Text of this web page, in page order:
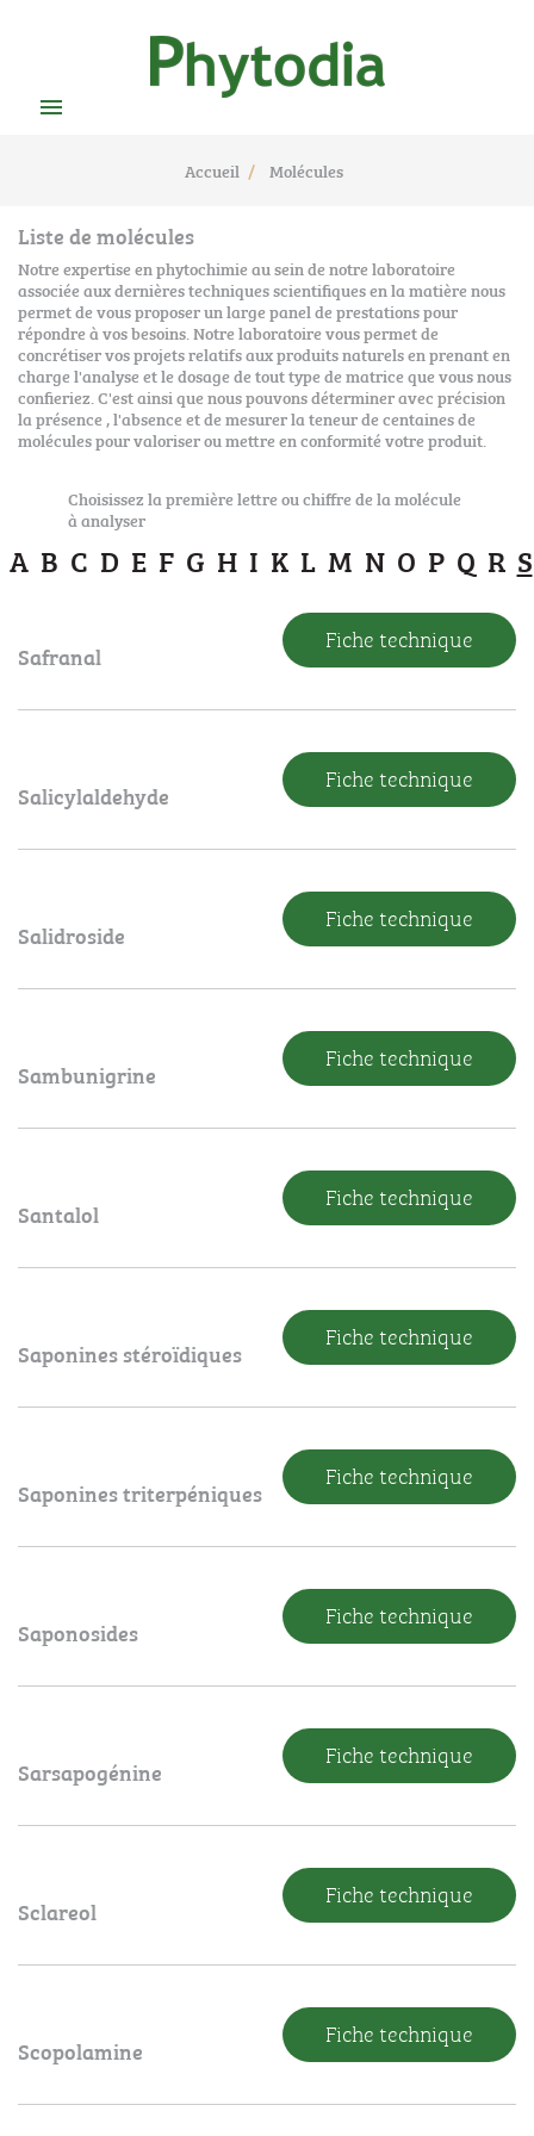

Accueil Molécules
Liste de molécules
Notre expertise en phytochimie au sein de notre laboratoire
associée aux dernières techniques scientifiques en la matière nous
permet de vous proposer un large panel de prestations pour
répondre à vos besoins. Notre laboratoire vous permet de
concrétiser vos projets relatifs aux produits naturels en prenant en
charge l'analyse et le dosage de tout type de matrice que vous nous
confieriez. C'est ainsi que nous pouvons déterminer avec précision
la présence , l'absence et de mesurer la teneur de centaines de
molécules pour valoriser ou mettre en conformité votre produit.
Choisissez la première lettre ou chiffre de la molécule
à analyser
A B C D E F G H I K L M N O P Q R S
Safranal
Fiche technique
Salicylaldehyde
Fiche technique
Salidroside
Fiche technique
Sambunigrine
Fiche technique
Santalol
Fiche technique
Saponines stéroïdiques
Fiche technique
Saponines triterpéniques
Fiche technique
Saponosides
Fiche technique
Sarsapogénine
Fiche technique
Sclareol
Fiche technique
Scopolamine
Fiche technique